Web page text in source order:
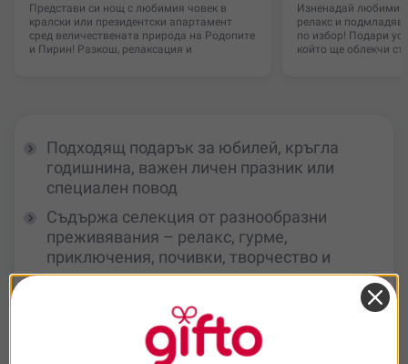
Представи си нощ с любимия човек в
кралски или президентски апартамент
сред величествената природа на Родопите
и Пирин! Разкош, релаксация и
Изненадай любимия
релакс и
по избор! Подари
който ще облекчи
Подходящ подарък за юбилей, кръгла
годишнина, важен личен празник или
специален повод
Съдържа селекция от разнообразни
преживявания – релакс, гурме,
приключения, почивки, творчество и
споделени моменти
Красива подаръчна кутия с ваучер, който
получателят активира и използва според